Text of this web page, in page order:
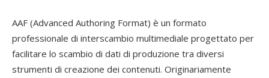
AAF (Advanced Authoring Format) è un formato
professionale di interscambio multimediale progettato per
facilitare lo scambio di dati di produzione tra diversi
strumenti di creazione dei contenuti. Originariamente